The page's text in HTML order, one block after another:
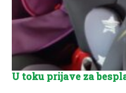
U toku prijave za